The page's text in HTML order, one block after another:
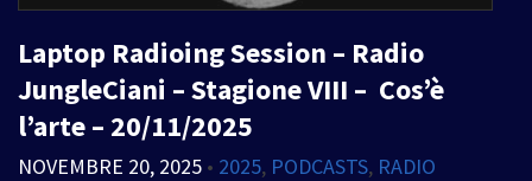
Laptop Radioing Session – Radio
JungleCiani – Stagione VIII – Cos’è
l’arte – 20/11/2025
NOVEMBRE 20, 2025 • 2025, PODCASTS, RADIO